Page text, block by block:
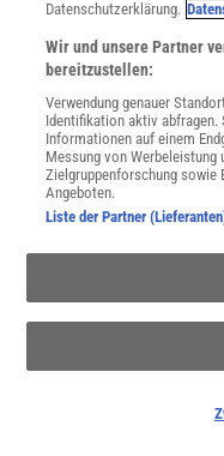
Mediadaten
Nutzungsbedingungen
Cookie-Einstellungen
Utiq verwalten
Nutzungsbasierte
Alle Artikel
Angebote für Schulen
Für Spektrum schreiben
Datenschutzerklärung.
Wir und unsere Partner
bereitzustellen:
Verwendung genauer
Identifikation aktiv
Informationen auf einem
Messung von Werbeleistung
Zielgruppenforschung sowie
Angeboten.
Liste der Partner